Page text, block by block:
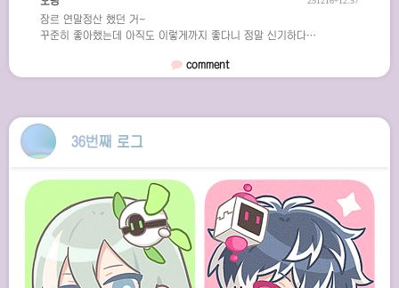
장르 연말정산 했던 거~
꾸준히 좋아했는데 아직도 이렇게까지 좋다니 정말 신기하다…
comment
36번째 로그